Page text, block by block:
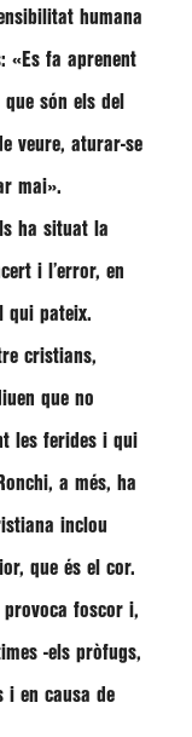
humana
«Es fa aprenent
són els del
veure, aturar-se
mai».
ha situat la
i l’error, en
qui pateix.
cristians,
que no
les ferides i qui
a més, ha
inclou
que és el cor.
foscor i,
-els pròfugs,
i en causa de